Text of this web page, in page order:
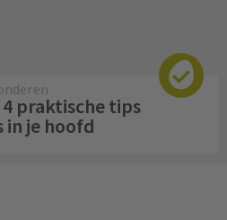
4 praktische tips
in je hoofd